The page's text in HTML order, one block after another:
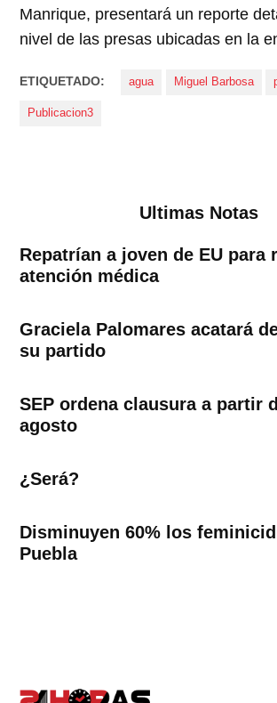
Manrique, presentará un reporte
nivel de las presas ubicadas en la
ETIQUETADO: agua Miguel Barbosa
Publicacion3
Ultimas Notas
Repatrían a joven de EU para
atención médica
Graciela Palomares acatará
su partido
SEP ordena clausura a partir
agosto
¿Será?
Disminuyen 60% los
Puebla